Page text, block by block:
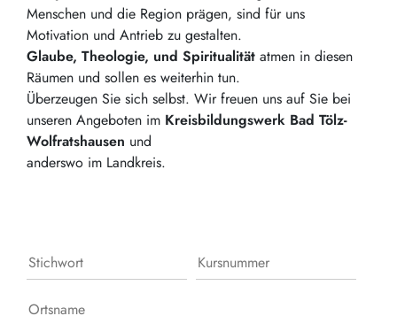
Menschen und die Region prägen, sind für uns
Motivation und Antrieb zu gestalten.
Glaube, Theologie, und Spiritualität atmen in diesen
Räumen und sollen es weiterhin tun.
Überzeugen Sie sich selbst. Wir freuen uns auf Sie bei
unseren Angeboten im Kreisbildungswerk Bad Tölz-
Wolfratshausen und
anderswo im Landkreis.